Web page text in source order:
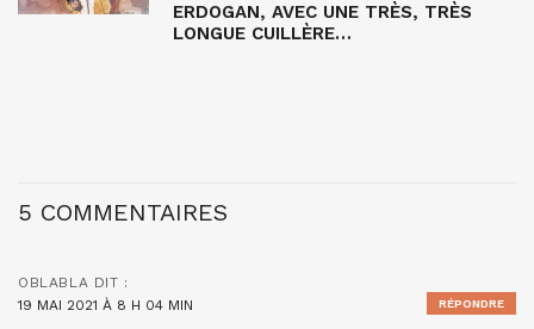
ERDOGAN, AVEC UNE TRÈS, TRÈS
LONGUE CUILLÈRE…
5 COMMENTAIRES
OBLABLA DIT :
19 MAI 2021 À 8 H 04 MIN
RÉPONDRE